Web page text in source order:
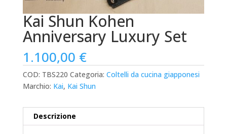
Kai Shun Kohen
Anniversary Luxury Set
1.100,00 €
COD: TBS220 Categoria: Coltelli da cucina giapponesi
Marchio: Kai, Kai Shun
Descrizione